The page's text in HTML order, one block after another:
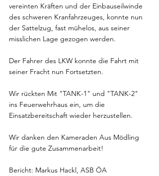
vereinten Kräften und der Einbauseilwinde
des schweren Kranfahrzeuges, konnte nun
der Sattelzug, fast mühelos, aus seiner
misslichen Lage gezogen werden.
Der Fahrer des LKW konnte die Fahrt mit
seiner Fracht nun Fortsetzten.
Wir rückten Mit "TANK-1" und "TANK-2"
ins Feuerwehrhaus ein, um die
Einsatzbereitschaft wieder herzustellen.
Wir danken den Kameraden Aus Mödling
für die gute Zusammenarbeit!
Bericht: Markus Hackl, ASB ÖA